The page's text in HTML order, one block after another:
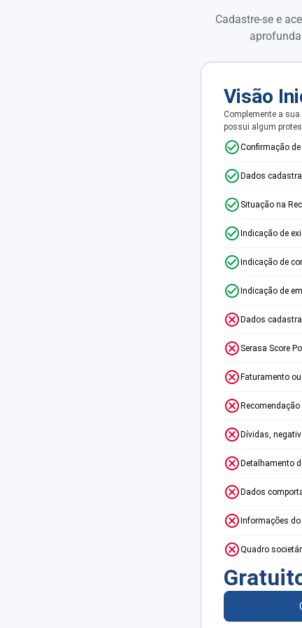
Cadastre-se e
Visão
Complemente a
possui algum
Confirmação
Dados
Situação na
Indicação de
Indicação de
Indicação de
Dados
Serasa Score
Faturamento
Dívidas,
Detalhamento
Dados
Informações do
Quadro